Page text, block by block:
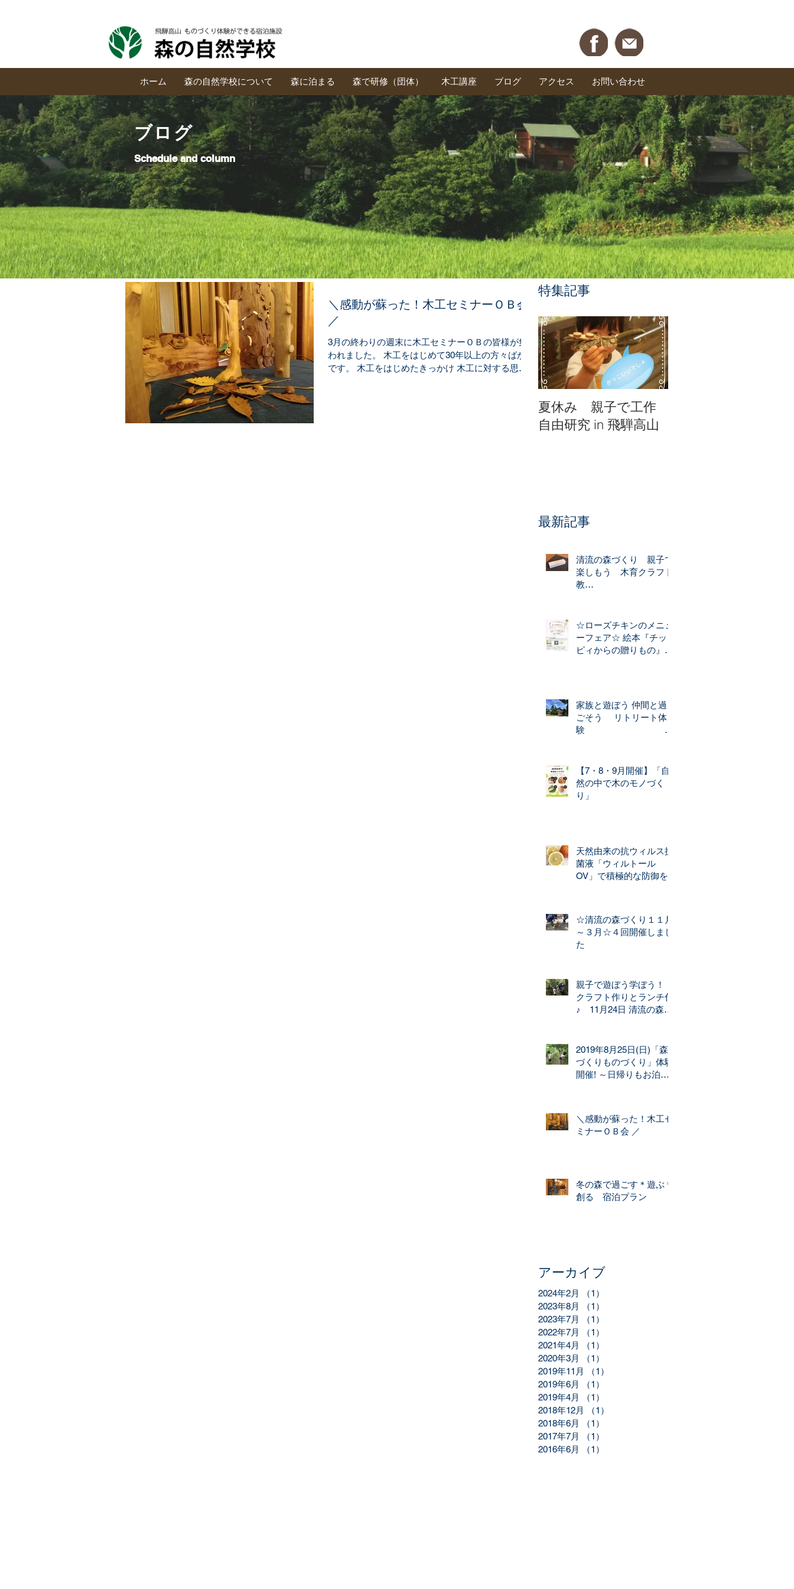
ホーム 森の自然学校について 森に泊まる 森で研修（団体） 木工講座 ブログ アクセス お問い合わせ
ブログ
Schedule and column
＼感動が蘇った！木工セミナーＯＢ会
／
3月の終わりの週末に木工セミナーＯＢの皆様が集
われました。 木工をはじめて30年以上の方々ばかり
です。 木工をはじめたきっかけ 木工に対する思い
特集記事
夏休み 親子で工作
自由研究 in 飛騨高山
最新記事
清流の森づくり 親子で
楽しもう 木育クラフト
教
☆「木のペンケース」
☆「木のスマホ立て」☆
づくり
☆ローズチキンのメニュ
ーフェア☆ 絵本『チッ
ピィからの贈りもの』か
します！
家族と遊ぼう 仲間と過
ごそう リトリート体
験
【7・8・9月開催】「自
然の中で木のモノづく
り」
天然由来の抗ウィルス抗
菌液「ウィルトール
OV」で積極的な防御を
☆清流の森づくり１１月
～３月☆４回開催しまし
た
親子で遊ぼう学ぼう！
クラフト作りとランチ付
♪ 11月24日 清流の森づ
2019年8月25日(日)「森
づくりものづくり」体験
開催! ～日帰りもお泊り
＼感動が蘇った！木工セ
ミナーＯＢ会 ／
冬の森で過ごす＊遊ぶ＊
創る 宿泊プラン
アーカイブ
2024年2月 （1）
2023年8月
（1）
2023年7月
（1）
2022年7月
（1）
2021年4月
（1）
2020年3月
（1）
2019年11月
（1）
2019年6月
（1）
2019年4月
（1）
2018年12月
（1）
2018年6月
（1）
2017年7月
（1）
2016年6月
（1）